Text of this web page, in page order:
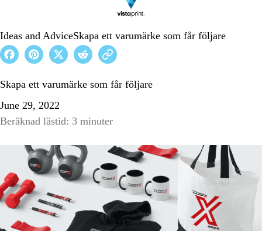
Ideas and AdviceSkapa ett varumärke som får följare
Skapa ett varumärke som får följare
June 29, 2022
Beräknad lästid: 3 minuter